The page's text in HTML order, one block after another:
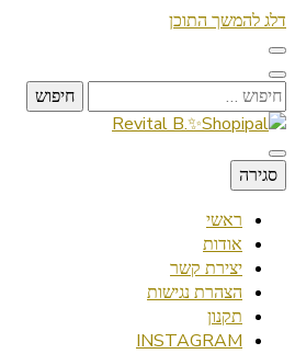
דלג להמשך התוכן
חיפוש:
Revital B.✨Shopipal
Lifestyle ✦ Beauty ✦ Vegan ✦ Travel
סגירה
ראשי
אודות
יצירת קשר
הצהרת נגישות
תקנון
INSTAGRAM